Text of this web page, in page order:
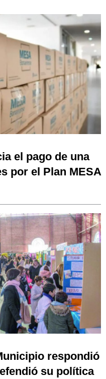
el pago de una
por el Plan MESA
respondió
su política